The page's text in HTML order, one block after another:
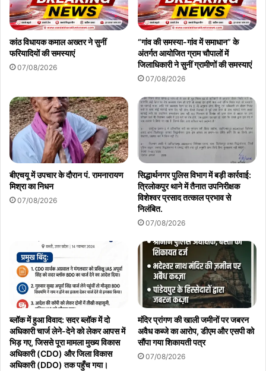
कांठ विधायक कमाल अख्तर ने सुनीं
फरियादियों की समस्याएं
07/08/2026
“गांव की समस्या-गांव में समाधान” के
अंतर्गत आयोजित ग्राम चौपालों में
जिलाधिकारी ने सुनीं ग्रामीणों की समस्याएं
07/08/2026
बीएचयू में उपचार के दौरान पं. रामनारायण
मिश्रा का निधन
07/08/2026
सिद्धार्थनगर पुलिस विभाग में बड़ी कार्रवाई:
त्रिलोकपुर थाने में तैनात उपनिरीक्षक
विशेश्वर प्रसाद तत्काल प्रभाव से
निलंबित.
07/08/2026
ब्लॉक में हुआ विवाद: सदर ब्लॉक में दो
अधिकारी चार्ज लेने-देने को लेकर आपस में
भिड़ गए, जिससे पूरा मामला मुख्य विकास
अधिकारी (CDO) और जिला विकास
अधिकारी (DDO) तक पहुँच गया।
मंदिर प्रांगण की खाली जमीनों पर जबरन
अवैध कब्जे का आरोप, डीएम और एसपी को
सौंपा गया शिकायती पत्र
07/08/2026